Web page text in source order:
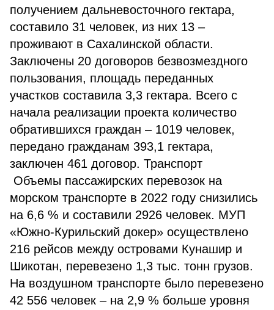
получением дальневосточного гектара,
составило 31 человек, из них 13 –
проживают в Сахалинской области.
Заключены 20 договоров безвозмездного
пользования, площадь переданных
участков составила 3,3 гектара. Всего с
начала реализации проекта количество
обратившихся граждан – 1019 человек,
передано гражданам 393,1 гектара,
заключен 461 договор. Транспорт
Объемы пассажирских перевозок на
морском транспорте в 2022 году снизились
на 6,6 % и составили 2926 человек. МУП
«Южно-Курильский докер» осуществлено
216 рейсов между островами Кунашир и
Шикотан, перевезено 1,3 тыс. тонн грузов.
На воздушном транспорте было перевезено
42 556 человек – на 2,9 % больше уровня